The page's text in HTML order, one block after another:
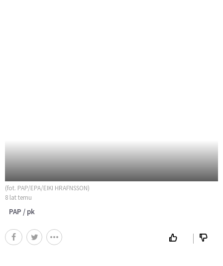
(fot. PAP/EPA/EIKI HRAFNSSON)
8 lat temu
PAP / pk